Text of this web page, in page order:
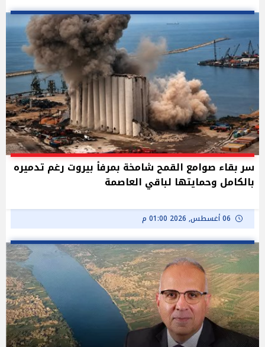
سر بقاء صوامع القمح شامخة بمرفأ بيروت رغم تدميره
بالكامل وحمايتها لباقي العاصمة
06 أغسطس, 2026 01:00 م